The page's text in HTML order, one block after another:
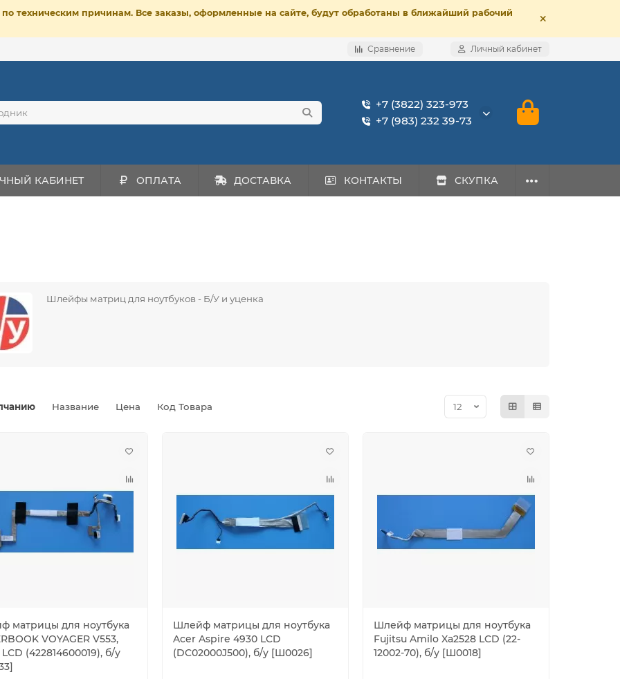
техническим причинам. Все заказы, оформленные на сайте, будут обработаны в ближайший рабочий
Сравнение Личный кабинет
+7 (3822) 323-973
+7 (983) 232 39-73
КАБИНЕТ ОПЛАТА ДОСТАВКА КОНТАКТЫ СКУПКА
Шлейфы матриц для ноутбуков - Б/У и уценка
Название Цена Код Товара
матрицы для ноутбука
VOYAGER V553,
LCD (422814600019), б/у
Шлейф матрицы для ноутбука
Acer Aspire 4930 LCD
(DC02000J500), б/у [Ш0026]
Шлейф матрицы для ноутбука
Fujitsu Amilo Xa2528 LCD (22-
12002-70), б/у [Ш0018]